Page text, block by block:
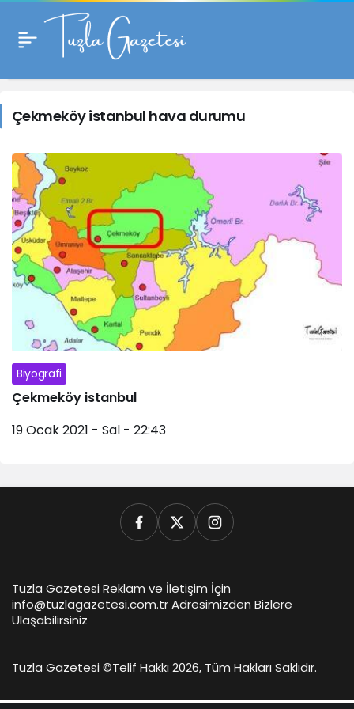
Çekmeköy
istanbul
hava
durumu
Haberleri
Çekmeköy istanbul hava durumu
Biyografi
Çekmeköy istanbul
19 Ocak 2021 - Sal - 22:43
Tuzla Gazetesi Reklam ve İletişim İçin
info@tuzlagazetesi.com.tr Adresimizden Bizlere
Ulaşabilirsiniz
Tuzla Gazetesi ©Telif Hakkı 2026, Tüm Hakları Saklıdır.